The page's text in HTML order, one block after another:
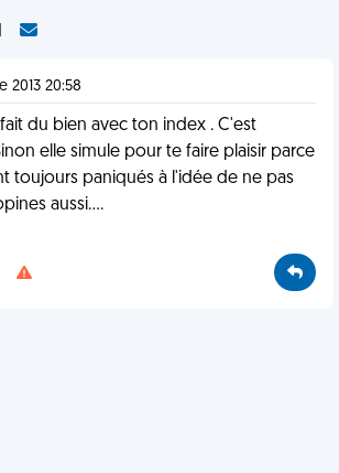
2013 20:58
du bien avec ton index . C'est
elle simule pour te faire plaisir parce
toujours paniqués à l'idée de ne pas
aussi....